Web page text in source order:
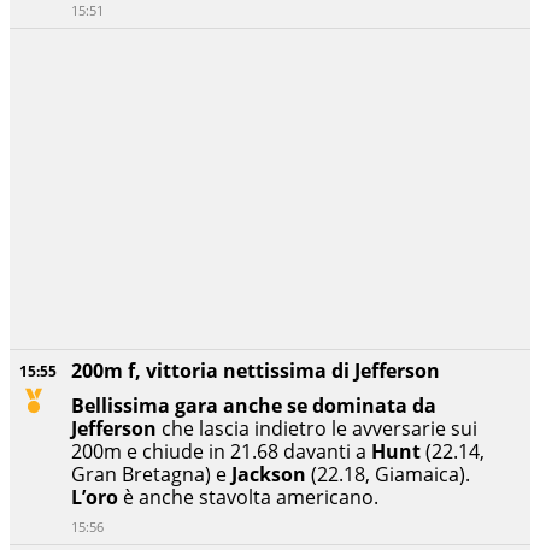
15:55
200m f, vittoria nettissima di Jefferson
Bellissima gara anche se dominata da
Jefferson che lascia indietro le avversarie sui
200m e chiude in 21.68 davanti a Hunt(22.14,
Gran Bretagna) e Jackson (22.18, Giamaica).
L’oro è anche stavolta americano.
15:56
15:51